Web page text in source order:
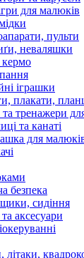
для малюків
пульти
неваляшки
іграшки
плакати,
тренажери
та канаті
для
безпека
сидіння
аксесуари
літаки,